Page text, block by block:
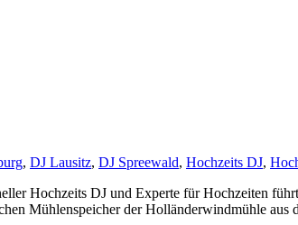
, DJ Lausitz, DJ Spreewald, Hochzeits DJ,
Hochzeits DJ und Experte für Hochzeiten
Mühlenspeicher der Holländerwindmühle aus